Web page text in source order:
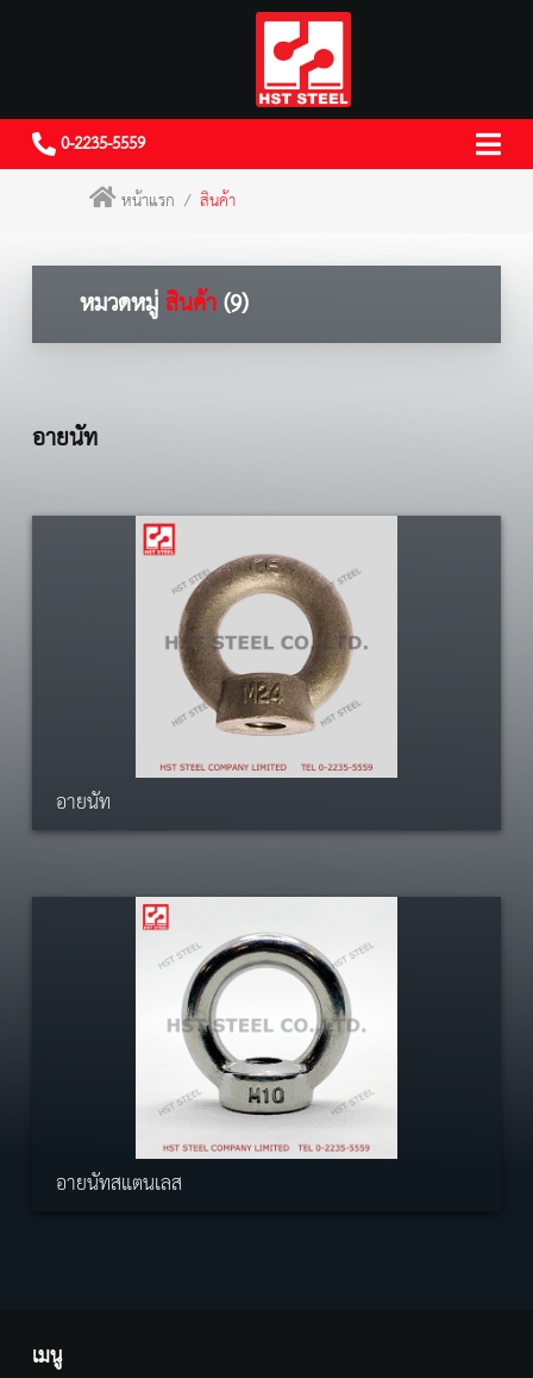
0-2235-5559
หน้าแรก
สินค้า
หมวดหมู่สินค้า(9)
อายนัท
อายนัท
อายนัทสแตนเลส
เมนู